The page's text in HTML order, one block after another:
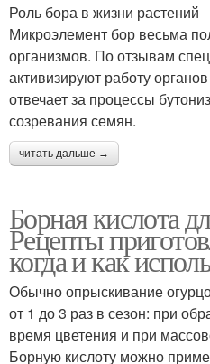
Роль бора в жизни растений
Микроэлемент бор весьма
организмов. По отзывам
активизируют работу
отвечает за процессы
созревания семян.
читать дальше →
Борная кислота
Рецепты
когда и как
Обычно опрыскивание
от 1 до 3 раз в сезон: при
время цветения и при
Борную кислоту можно